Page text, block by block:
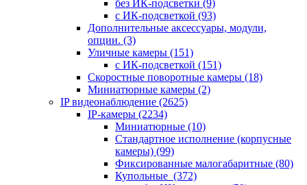
без ИК-подсветки (9)
с ИК-подсветкой (93)
Дополнительные аксессуары, модули,
опции. (3)
Уличные камеры (151)
с ИК-подсветкой (151)
Скоростные поворотные камеры (18)
Миниатюрные камеры (2)
IP видеонаблюдение (2625)
IP-камеры (2234)
Миниатюрные (10)
Стандартное исполнение (корпусные
камеры) (99)
Фиксированные малогабаритные (80)
Купольные (372)